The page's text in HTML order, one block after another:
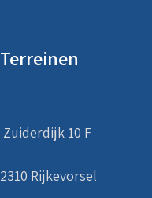
Terreinen
Zuiderdijk 10 F
2310 Rijkevorsel